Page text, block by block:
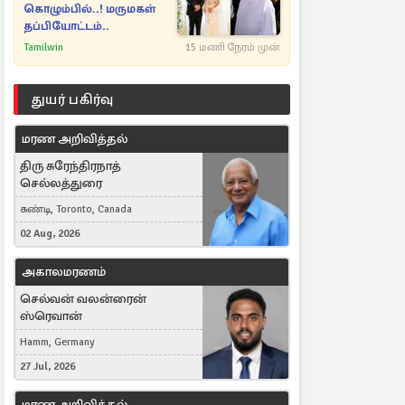
கொழும்பில்..! மருமகள்
தப்பியோட்டம்..
Tamilwin 15 மணி நேரம் முன்
துயர் பகிர்வு
மரண அறிவித்தல்
திரு சுரேந்திரநாத்
செல்லத்துரை
கண்டி, Toronto, Canada
02 Aug, 2026
அகாலமரணம்
செல்வன் வலன்ரைன்
ஸ்ரெவான்
Hamm, Germany
27 Jul, 2026